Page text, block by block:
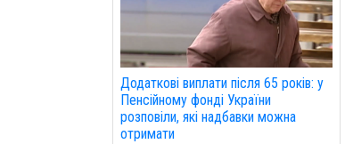
Додаткові виплати після 65 років: у
Пенсійному фонді України
розповіли, які надбавки можна
отримати